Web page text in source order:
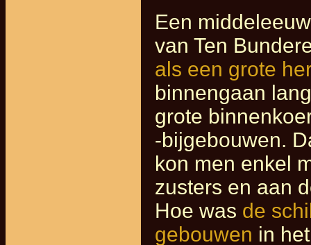
Een
van Ten
als een grote
binnengaan
grote
-bijgebouwen.
kon men enkel
zusters en aan
Hoe was de
gebouwen in